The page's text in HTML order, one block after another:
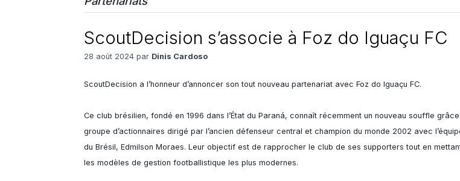
ScoutDecision s’associe à Foz do Iguaçu FC
28 août 2024 par Dinis Cardoso
ScoutDecision a l’honneur d’annoncer son tout nouveau partenariat avec Foz do Iguaçu FC.
Ce club brésilien, fondé en 1996 dans l’État du Paraná, connaît récemment un nouveau souffle
groupe d’actionnaires dirigé par l’ancien défenseur central et champion du monde 2002 avec
du Brésil, Edmilson Moraes. Leur objectif est de rapprocher le club de ses supporters tout en
les modèles de gestion footballistique les plus modernes.